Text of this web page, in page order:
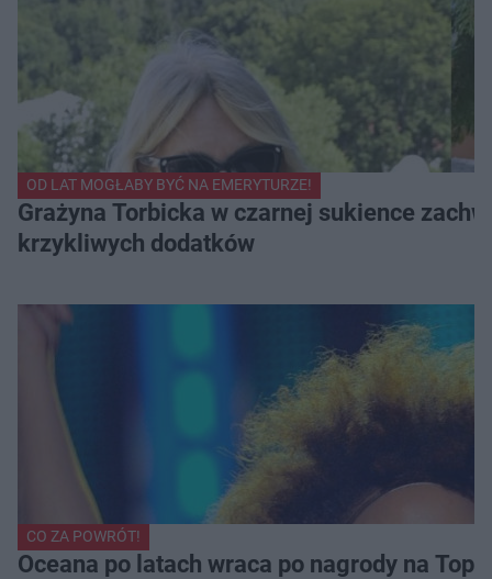
OD LAT MOGŁABY BYĆ NA EMERYTURZE!
Grażyna Torbicka w czarnej sukience
krzykliwych dodatków
CO ZA POWRÓT!
Oceana po latach wraca po nagrody na Top